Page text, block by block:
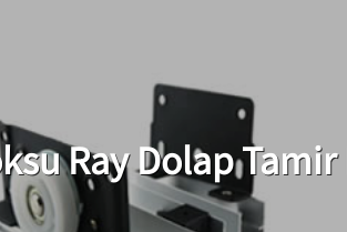
Ray Dolap